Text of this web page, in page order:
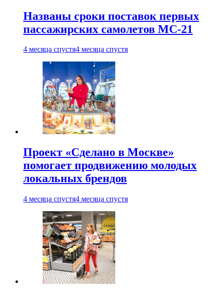
Названы сроки поставок первых
пассажирских самолетов МС-21
4 месяца спустя4 месяца спустя
Проект «Сделано в Москве»
помогает продвижению молодых
локальных брендов
4 месяца спустя4 месяца спустя